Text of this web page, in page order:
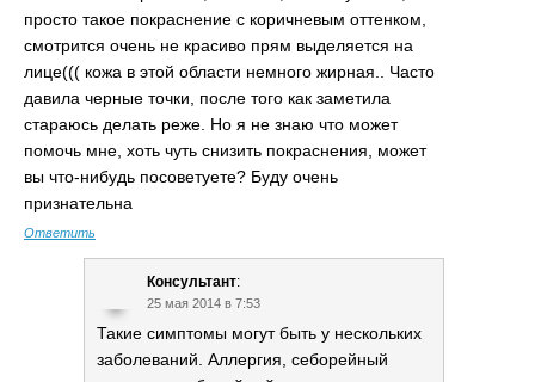
просто такое покраснение с коричневым оттенком,
смотрится очень не красиво прям выделяется на
лице((( кожа в этой области немного жирная.. Часто
давила черные точки, после того как заметила
стараюсь делать реже. Но я не знаю что может
помочь мне, хоть чуть снизить покраснения, может
вы что-нибудь посоветуете? Буду очень
признательна
Ответить
Консультант:
25 мая 2014 в 7:53
Такие симптомы могут быть у нескольких
заболеваний. Аллергия, себорейный